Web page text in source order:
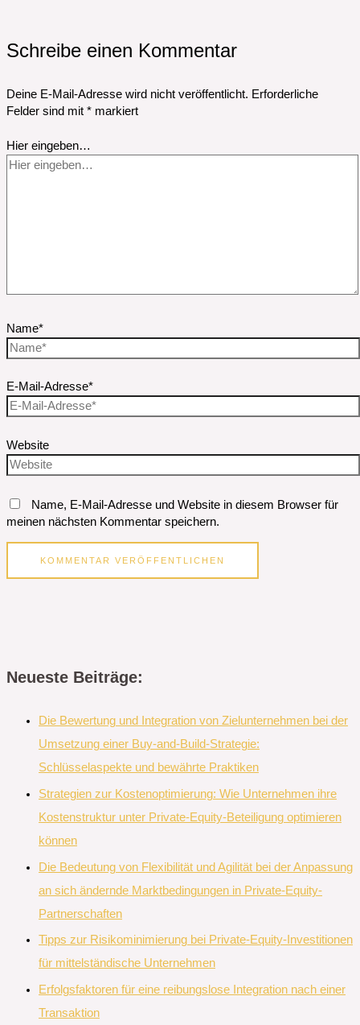
Schreibe einen Kommentar
Deine E-Mail-Adresse wird nicht veröffentlicht. Erforderliche
Felder sind mit * markiert
Hier eingeben…
Name*
E-Mail-Adresse*
Website
Name, E-Mail-Adresse und Website in diesem Browser für
meinen nächsten Kommentar speichern.
Neueste Beiträge:
Die Bewertung und Integration von Zielunternehmen bei der
Umsetzung einer Buy-and-Build-Strategie:
Schlüsselaspekte und bewährte Praktiken
Strategien zur Kostenoptimierung: Wie Unternehmen ihre
Kostenstruktur unter Private-Equity-Beteiligung optimieren
können
Die Bedeutung von Flexibilität und Agilität bei der Anpassung
an sich ändernde Marktbedingungen in Private-Equity-
Partnerschaften
Tipps zur Risikominimierung bei Private-Equity-Investitionen
für mittelständische Unternehmen
Erfolgsfaktoren für eine reibungslose Integration nach einer
Transaktion